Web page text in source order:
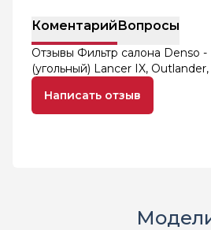
КоментарийВопросы
Отзывы Фильтр салона Denso -
(угольный) Lancer IX, Outlander,
Написать отзыв